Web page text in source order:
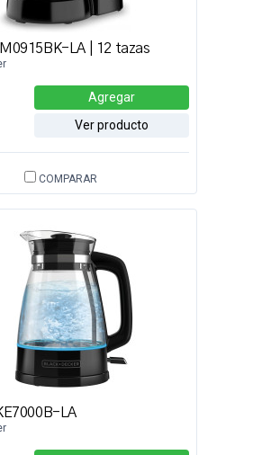
LA | 12 tazas
Agregar
Ver producto
COMPARAR
LA